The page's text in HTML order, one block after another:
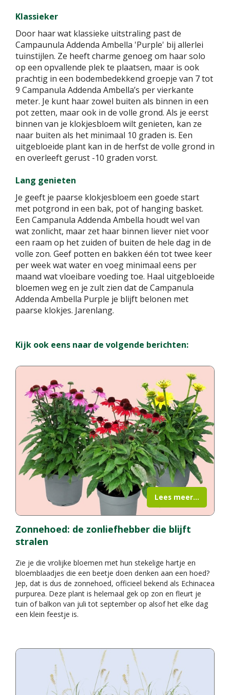
Klassieker
Door haar wat klassieke uitstraling past de
Campaunula Addenda Ambella 'Purple' bij allerlei
tuinstijlen. Ze heeft charme genoeg om haar solo
op een opvallende plek te plaatsen, maar is ook
prachtig in een bodembedekkend groepje van 7 tot
9 Campanula Addenda Ambella’s per vierkante
meter. Je kunt haar zowel buiten als binnen in een
pot zetten, maar ook in de volle grond. Als je eerst
binnen van je klokjesbloem wilt genieten, kan ze
naar buiten als het minimaal 10 graden is. Een
uitgebloeide plant kan in de herfst de volle grond in
en overleeft gerust -10 graden vorst.
Lang genieten
Je geeft je paarse klokjesbloem een goede start
met potgrond in een bak, pot of hanging basket.
Een Campanula Addenda Ambella houdt wel van
wat zonlicht, maar zet haar binnen liever niet voor
een raam op het zuiden of buiten de hele dag in de
volle zon. Geef potten en bakken één tot twee keer
per week wat water en voeg minimaal eens per
maand wat vloeibare voeding toe. Haal uitgebloeide
bloemen weg en je zult zien dat de Campanula
Addenda Ambella Purple je blijft belonen met
paarse klokjes. Jarenlang.
Kijk ook eens naar de volgende berichten:
Zonnehoed: de zonliefhebber die blijft
stralen
Zie je die vrolijke bloemen met hun stekelige hartje en
bloemblaadjes die een beetje doen denken aan een hoed?
Jep, dat is dus de zonnehoed, officieel bekend als Echinacea
purpurea. Deze plant is helemaal gek op zon en fleurt je
tuin of balkon van juli tot september op alsof het elke dag
een klein feestje is.
Lees meer...